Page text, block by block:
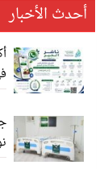
أحدث الأخبار